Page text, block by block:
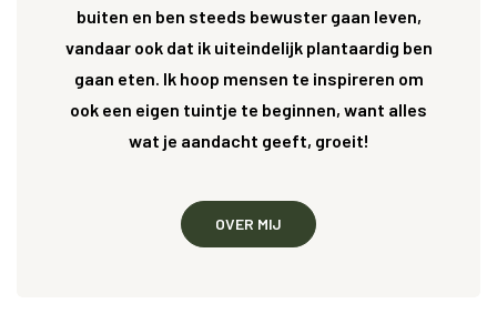
buiten en ben steeds bewuster gaan leven,
vandaar ook dat ik uiteindelijk plantaardig ben
gaan eten. Ik hoop mensen te inspireren om
ook een eigen tuintje te beginnen, want alles
wat je aandacht geeft, groeit!
OVER MIJ